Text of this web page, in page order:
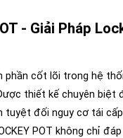
- Giải Pháp
phần cốt lõi trong hệ
thiết kế chuyên biệt
tuyệt đối nguy cơ tái
POT không chỉ